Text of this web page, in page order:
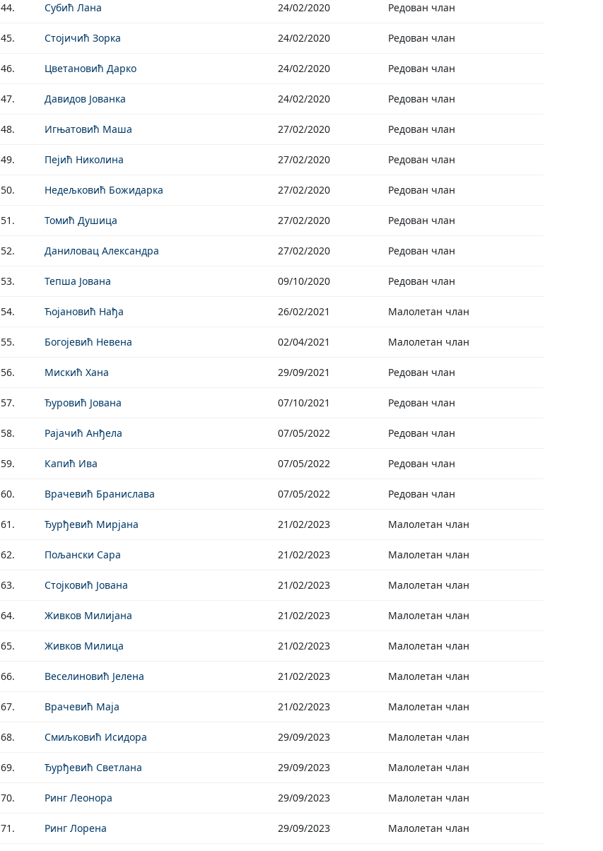
44. Субић Лана 24/02/2020 Редован члан
45. Стојичић Зорка 24/02/2020 Редован члан
46. Цветановић Дарко 24/02/2020 Редован члан
47. Давидов Јованка 24/02/2020 Редован члан
48. Игњатовић Маша 27/02/2020 Редован члан
49. Пејић Николина 27/02/2020 Редован члан
50. Недељковић Божидарка 27/02/2020 Редован члан
51. Томић Душица 27/02/2020 Редован члан
52. Даниловац Александра 27/02/2020 Редован члан
53. Тепша Јована 09/10/2020 Редован члан
54. Ћојановић Нађа 26/02/2021 Малолетан члан
55. Богојевић Невена 02/04/2021 Малолетан члан
56. Мискић Хана 29/09/2021 Редован члан
57. Ђуровић Јована 07/10/2021 Редован члан
58. Рајачић Анђела 07/05/2022 Редован члан
59. Капић Ива 07/05/2022 Редован члан
60. Врачевић Бранислава 07/05/2022 Редован члан
61. Ђурђевић Мирјана 21/02/2023 Малолетан члан
62. Пољански Сара 21/02/2023 Малолетан члан
63. Стојковић Јована 21/02/2023 Малолетан члан
64. Живков Милијана 21/02/2023 Малолетан члан
65. Живков Милица 21/02/2023 Малолетан члан
66. Веселиновић Јелена 21/02/2023 Малолетан члан
67. Врачевић Маја 21/02/2023 Малолетан члан
68. Смиљковић Исидора 29/09/2023 Малолетан члан
69. Ђурђевић Светлана 29/09/2023 Малолетан члан
70. Ринг Леонора 29/09/2023 Малолетан члан
71. Ринг Лорена 29/09/2023 Малолетан члан